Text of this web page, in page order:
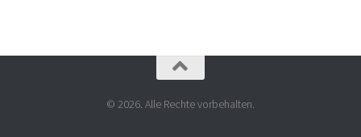
© 2026. Alle Rechte vorbehalten.